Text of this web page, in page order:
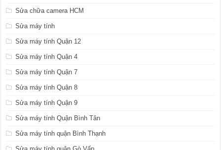
Sửa chữa camera HCM
Sửa máy tính
Sửa máy tính Quận 12
Sửa máy tính Quận 4
Sửa máy tính Quận 7
Sửa máy tính Quận 8
Sửa máy tính Quận 9
Sửa máy tính Quận Bình Tân
Sửa máy tính quận Bình Thạnh